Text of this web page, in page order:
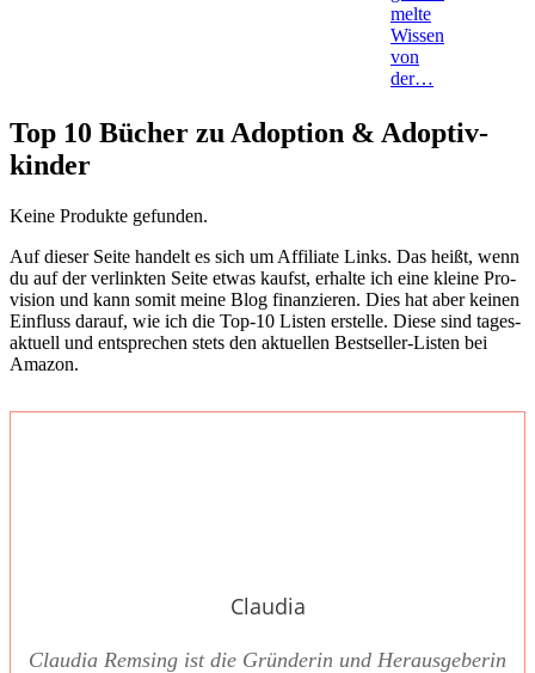
mel­te
Wis­sen
von
der…
Top 10 Bücher zu Adop­ti­on & Adop­tiv­
kin­der
Kei­ne Pro­duk­te gefun­den.
Auf die­ser Sei­te han­delt es sich um Affi­lia­te Links. Das heißt, wenn
du auf der ver­link­ten Sei­te etwas kaufst, erhal­te ich eine klei­ne Pro­
vi­si­on und kann somit mei­ne Blog finan­zie­ren. Dies hat aber kei­nen
Ein­fluss dar­auf, wie ich die Top-10 Lis­ten erstel­le. Die­se sind tages­
ak­tu­ell und ent­spre­chen stets den aktu­el­len Best­sel­ler-Lis­ten bei
Ama­zon.
Claudia
Clau­dia Rem­sing ist die Grün­de­rin und Her­aus­ge­be­rin